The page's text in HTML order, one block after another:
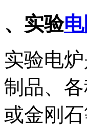
、实验
实验电
制品、
或金刚